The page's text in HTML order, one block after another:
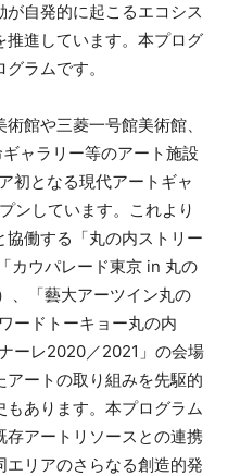
自発的に起こるエコシス
推進しています。本プログ
ラムです。
館や三菱一号館美術館、
ャラリー等のアート施設
初となる現代アートギャ
ンしています。これより
働する「丸の内ストリー
カウパレード東京 in 丸の
、「藝大アーツイン丸の
ードトーキョー丸の内
ーレ2020／2021」の会場
ートの取り組みを先駆的
あります。本プログラム
アートリソースとの連携
エリアのさらなる創造的発